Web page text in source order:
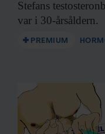
Stefans
var i 30-årsåldern.
PREMIUM